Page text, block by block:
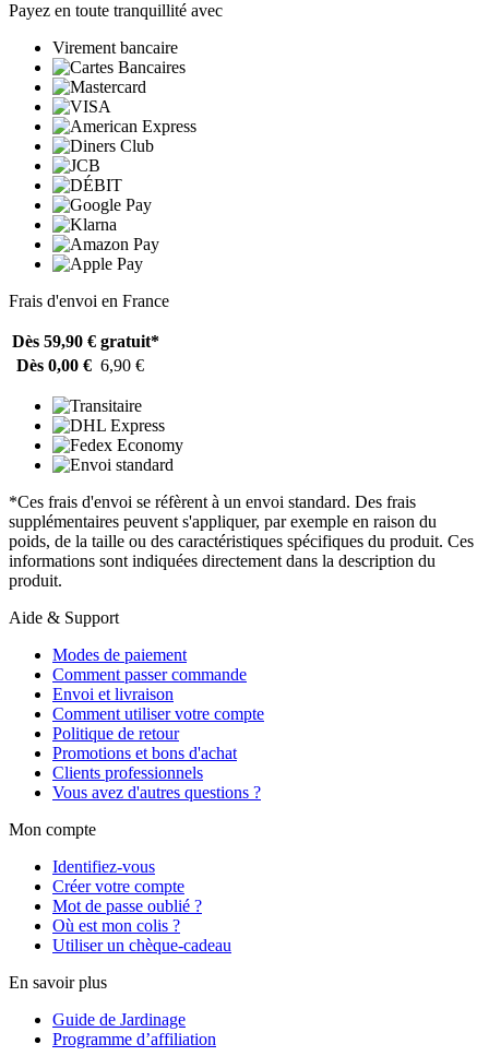
Payez en toute tranquillité avec
Virement bancaire
Frais d'envoi en France
Dès 59,90 € gratuit*
Dès 0,00 € 6,90 €
*Ces frais d'envoi se réfèrent à un envoi standard. Des frais
supplémentaires peuvent s'appliquer, par exemple en raison du
poids, de la taille ou des caractéristiques spécifiques du produit. Ces
informations sont indiquées directement dans la description du
produit.
Aide & Support
Modes de paiement
Comment passer commande
Envoi et livraison
Comment utiliser votre compte
Politique de retour
Promotions et bons d'achat
Clients professionnels
Vous avez d'autres questions ?
Mon compte
Identifiez-vous
Créer votre compte
Mot de passe oublié ?
Où est mon colis ?
Utiliser un chèque-cadeau
En savoir plus
Guide de Jardinage
Programme d’affiliation